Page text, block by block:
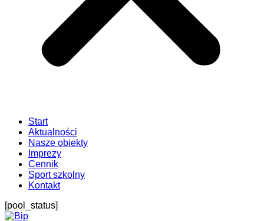
Start
Aktualności
Nasze obiekty
Imprezy
Cennik
Sport szkolny
Kontakt
[pool_status]